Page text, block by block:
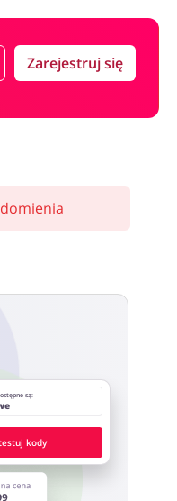
Zarejestruj się
są:
kody